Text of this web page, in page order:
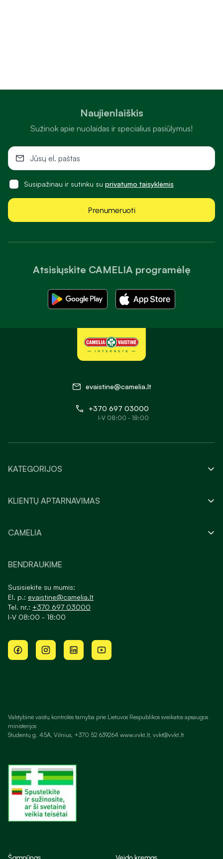
Atsisiųskite CAMELIA programėlę
Naujienlaiškis
Sužinok apie nuolaidas ir specialius pasiūlymus!
Susipažinau ir sutinku su privatumo taisyklėmis
Prenumeruoti
evaistine@camelia.lt
+370 697 03000
I-V 08:00 - 18:00
KATEGORIJOS
KLIENTŲ APTARNAVIMAS
CAMELIA
BENDRAUKIME
Susisiekite su mumis:
El. p.: evaistine@camelia.lt
Tel. nr.: +370 697 03000
I-V 08:00 - 18:00
Valstybinė vaistų kontrolės tarnyba prie Lietuvos Respublikos sveikatos apsaugos
ministerijos
Studentų g. 45A, Vilnius, +370 52 639264 www.vvkt.lt, vvkt@vvkt.lt